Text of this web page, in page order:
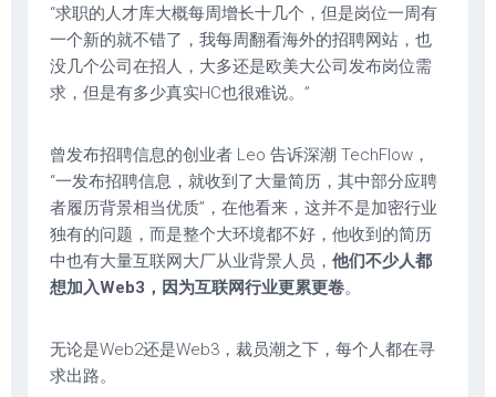
“求职的人才库大概每周增长十几个，但是岗位一周有
一个新的就不错了，我每周翻看海外的招聘网站，也
没几个公司在招人，大多还是欧美大公司发布岗位需
求，但是有多少真实HC也很难说。”
曾发布招聘信息的创业者 Leo 告诉深潮 TechFlow，
“一发布招聘信息，就收到了大量简历，其中部分应聘
者履历背景相当优质”，在他看来，这并不是加密行业
独有的问题，而是整个大环境都不好，他收到的简历
中也有大量互联网大厂从业背景人员， 他们不少人都
想加入Web3，因为互联网行业更累更卷。
无论是Web2还是Web3，裁员潮之下，每个人都在寻
求出路。